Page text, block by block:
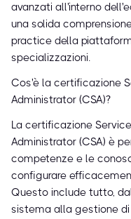
avanzati all'interno
una solida
practice della
specializzazioni.
Cos'è la certificazione
Administrator (CSA)?
La certificazione
Administrator (CSA) è
competenze e le
configurare
Questo include tutto,
sistema alla gestione